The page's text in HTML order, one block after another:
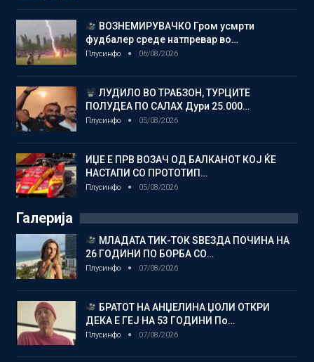
ВОЗНЕМИРУВАЧКО Гром усмрти
фудбалер среде натпревар во…
Плусинфо 06/08/2026
ЛУДИЛО ВО ТРАБЗОН, ТУРЦИТЕ
ПОЛУДЕА ПО САЛАХ Дури 25.000…
Плусинфо 05/08/2026
ИЏЕ Е ПРВ ВОЗАЧ ОД БАЛКАНОТ КОЈ ЌЕ
НАСТАПИ СО ПРОТОТИП…
Плусинфо 05/08/2026
Галерија
МЛАДАТА ТИК-ТОК ЅВЕЗДА ПОЧИНА НА
26 ГОДИНИ ПО БОРБА СО…
Плусинфо 07/08/2026
БРАТОТ НА АНЏЕЛИНА ЏОЛИ ОТКРИ
ДЕКА Е ГЕЈ НА 53 ГОДИНИ По…
Плусинфо 07/08/2026